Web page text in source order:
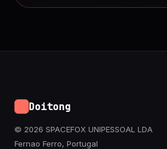
Doitong
© 2026 SPACEFOX UNIPESSOAL LDA
Fernao Ferro, Portugal